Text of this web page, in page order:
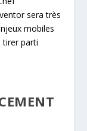
sera très
mobiles
tirer parti